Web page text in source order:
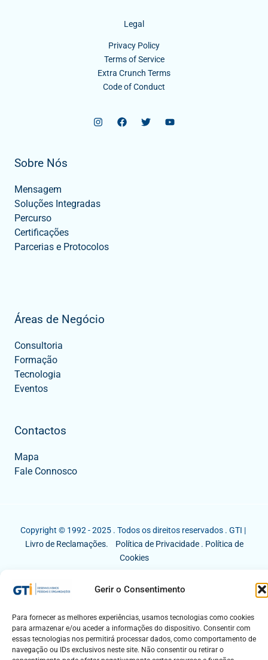
Gerir o Consentimento
Para fornecer as melhores experiências, usamos tecnologias como cookies
para armazenar e/ou aceder a informações do dispositivo. Consentir com
essas tecnologias nos permitirá processar dados, como comportamento de
navegação ou IDs exclusivos neste site. Não consentir ou retirar o
Legal
Privacy Policy
Terms of Service
Extra Crunch Terms
Code of Conduct
Sobre Nós
Mensagem
Soluções Integradas
Percurso
Certificações
Parcerias e Protocolos
Áreas de Negócio
Consultoria
Formação
Tecnologia
Eventos
Contactos
Mapa
Fale Connosco
Copyright © 1992 - 2025 . Todos os direitos reservados . GTI |
Livro de Reclamações.
Política de Privacidade. Política de
Cookies